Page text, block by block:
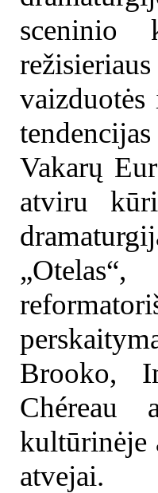
sceninio
Vakarų
atviru
Brooko,
Chéreau
kultūrinėje
atvejai.